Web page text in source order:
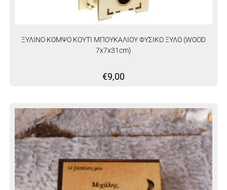
ΞΥΛΙΝΟ ΚΟΜΨΟ ΚΟΥΤΙ ΜΠΟΥΚΑΛΙΟΥ ΦΥΣΙΚΟ ΞΥΛΟ (WOOD
7x7x31cm)
€9,00